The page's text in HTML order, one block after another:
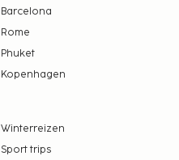
Barcelona
Rome
Phuket
Kopenhagen
Winterreizen
Sport trips